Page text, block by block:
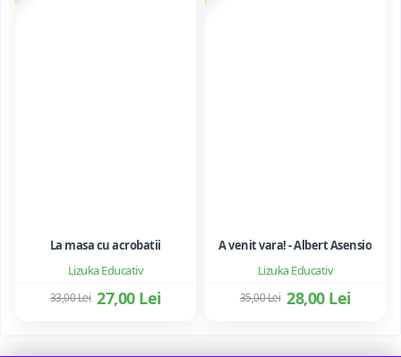
Lizuka Educativ
La masa cu acrobatii
27,00 Lei
33,00 Lei
Lizuka Educativ
A venit vara! - Albert Asensio
28,00 Lei
35,00 Lei